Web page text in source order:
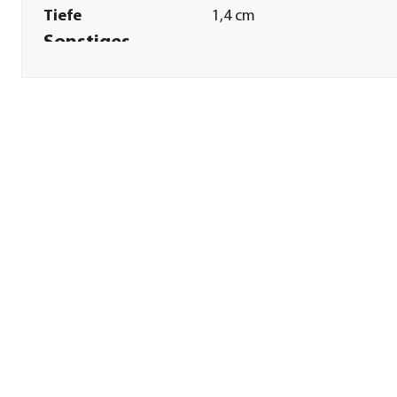
Tiefe
1,4 cm
Sonstiges